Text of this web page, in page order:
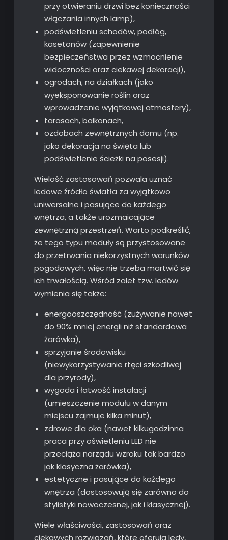
przy otwieraniu drzwi bez konieczności
włączania innych lamp),
podświetleniu schodów, podłóg,
kasetonów (zapewnienie
bezpieczeństwa przez wzmocnienie
widoczności oraz ciekawej dekoracji),
ogrodach, na działkach (jako
wyeksponowanie roślin oraz
wprowadzenie wyjątkowej atmosfery),
tarasach, balkonach,
ozdobach zewnętrznych domu (np.
jako dekoracja na święta lub
podświetlenie ścieżki na posesji).
Wielość zastosowań pozwala uznać
ledowe źródło światła za wyjątkowo
uniwersalne i pasujące do każdego
wnętrza, a także urozmaicające
zewnętrzną przestrzeń. Warto podkreślić,
że tego typu moduły są przystosowane
do przetrwania niekorzystnych warunków
pogodowych, więc nie trzeba martwić się
ich trwałością. Wśród zalet tzw. ledów
wymienia się także:
energooszczędność (zużywanie nawet
do 90% mniej energii niż standardowa
żarówka),
sprzyjanie środowisku
(niewykorzystywanie rtęci szkodliwej
dla przyrody),
wygoda i łatwość instalacji
(umieszczenie modułu w danym
miejscu zajmuje kilka minut),
zdrowe dla oka (nawet kilkugodzinna
praca przy oświetleniu LED nie
przeciąża narządu wzroku tak bardzo
jak klasyczna żarówka),
estetyczne i pasujące do każdego
wnętrza (dostosowują się zarówno do
stylistyki nowoczesnej, jak i klasycznej).
Wiele właściwości, zastosowań oraz
ciekawych rozwiązań, które oferują ledy,